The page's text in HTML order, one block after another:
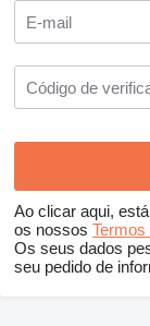
Ao clicar aqui,
os nossos
Os seus dados
seu pedido de